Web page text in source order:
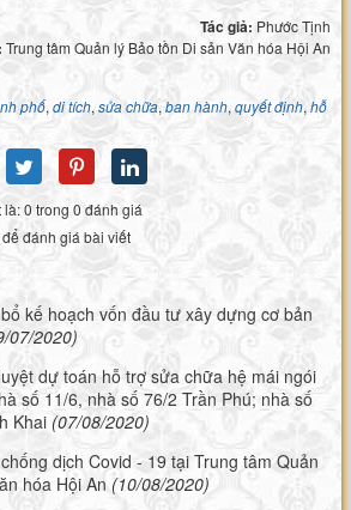
Tác giả: Phước Tịnh
Trung tâm Quản lý Bảo tồn Di sản Văn hóa Hội An
phố, di tích, sửa chữa,ban hành, quyết định,hỗ
0 trong 0 đánh giá
đánh giá bài viết
kế hoạch vốn đầu tư xây dựng cơ bản
07/2020)
dự toán hỗ trợ sửa chữa hệ mái ngói
số 11/6, nhà số 76/2 Trần Phú; nhà số
Khai (07/08/2020)
dịch Covid - 19 tại Trung tâm Quản
hóa Hội An (10/08/2020)